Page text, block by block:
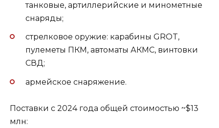
танковые, артиллерийские и минометные
снаряды;
стрелковое оружие: карабины GROT,
пулеметы ПКМ, автоматы АКМС, винтовки
СВД;
армейское снаряжение.
Поставки с 2024 года общей стоимостью ~$13
млн: